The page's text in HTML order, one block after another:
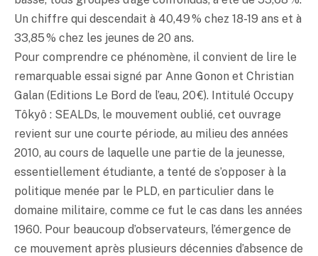
Un chiffre qui descendait à 40,49 % chez 18-19 ans et à
33,85 % chez les jeunes de 20 ans.
Pour comprendre ce phénomène, il convient de lire le
remarquable essai signé par Anne Gonon et Christian
Galan (Editions Le Bord de l’eau, 20 €). Intitulé Occupy
Tôkyô : SEALDs, le mouvement oublié, cet ouvrage
revient sur une courte période, au milieu des années
2010, au cours de laquelle une partie de la jeunesse,
essentiellement étudiante, a tenté de s’opposer à la
politique menée par le PLD, en particulier dans le
domaine militaire, comme ce fut le cas dans les années
1960. Pour beaucoup d’observateurs, l’émergence de
ce mouvement après plusieurs décennies d’absence de